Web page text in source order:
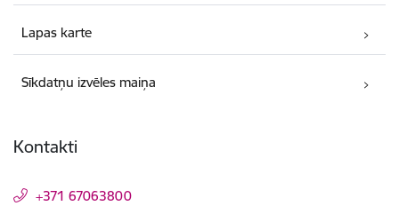
Lapas karte
Sīkdatņu izvēles maiņa
Kontakti
+371 67063800